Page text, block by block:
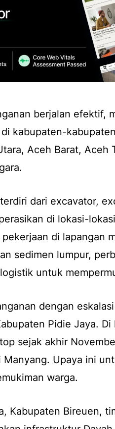
berjalan efektif,
kabupaten-
Aceh Barat, Aceh
dari excavator,
di lokasi-
di lapangan
sedimen lumpur,
untuk
dengan
Pidie Jaya. Di
sejak akhir
Upaya ini
warga.
Kabupaten Bireuen,